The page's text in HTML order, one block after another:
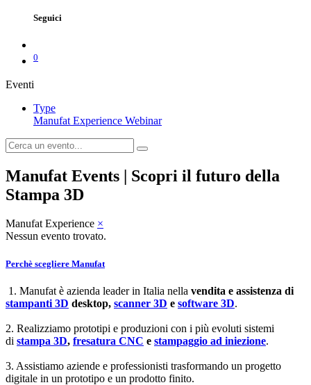
Seguici
0
Eventi
Type
Manufat Experience Webinar
Manufat Events | Scopri il futuro della
Stampa 3D
Manufat Experience ×
Nessun evento trovato.
Perchè scegliere Manufat
1. Manufat è azienda leader in Italia nella vendita e assistenza di
stampanti 3D desktop, scanner 3D e software 3D.
2. Realizziamo prototipi e produzioni con i più evoluti sistemi
di stampa 3D, fresatura CNC e stampaggio ad iniezione.
3. Assistiamo aziende e professionisti trasformando un progetto
digitale in un prototipo e un prodotto finito.